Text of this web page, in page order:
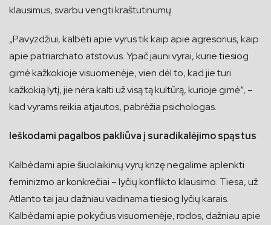
klausimus, svarbu vengti kraštutinumų.
„Pavyzdžiui, kalbėti apie vyrus tik kaip apie agresorius, kaip
apie patriarchato atstovus. Ypač jauni vyrai, kurie tiesiog
gimė kažkokioje visuomenėje, vien dėl to, kad jie turi
kažkokią lytį, jie nėra kalti už visą tą kultūrą, kurioje gimė“, –
kad vyrams reikia atjautos, pabrėžia psichologas.
Ieškodami pagalbos pakliūva į suradikalėjimo spąstus
Kalbėdami apie šiuolaikinių vyrų krizę negalime aplenkti
feminizmo ar konkrečiai – lyčių konflikto klausimo. Tiesa, už
Atlanto tai jau dažniau vadinama tiesiog lyčių karais.
Kalbėdami apie pokyčius visuomenėje, rodos, dažniau apie